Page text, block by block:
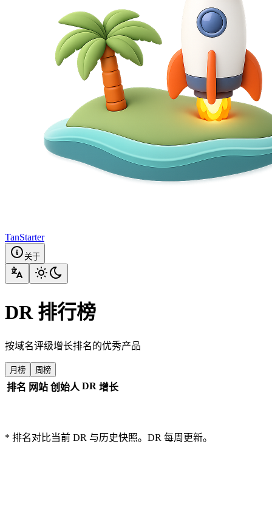
TanStarter
关于
DR 排行榜
按域名评级增长排名的优秀产品
月榜 周榜
排名 网站 创始人 DR 增长
* 排名对比当前 DR 与历史快照。DR 每周更新。